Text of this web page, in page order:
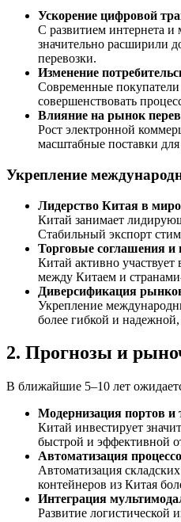
Ускорение цифровой
С развитием интернета
значительно расширили
перевозки.
Изменение
Современные покупатели
совершенствовать
Влияние на рынок
Рост электронной
масштабные поставки
Укрепление
Лидерство Китая в
Китай занимает
Стабильный экспорт
Торговые соглашения
Китай активно
между Китаем и
Диверсификация
Укрепление
более гибкой и
2. Прогнозы и
В ближайшие 5–10 лет
Модернизация портов и
Китай инвестирует
быстрой и эффективной
Автоматизация
Автоматизация
контейнеров из Китая
Интеграция
Развитие логистической